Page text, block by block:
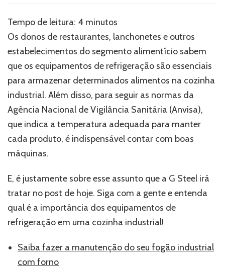
dos
de
refrigeração
em
uma
cozinha
industrial
Tempo de leitura: 4 minutos
Os donos de restaurantes, lanchonetes e outros
estabelecimentos do segmento alimentício sabem
que os equipamentos de refrigeração são essenciais
para armazenar determinados alimentos na cozinha
industrial. Além disso, para seguir as normas da
Agência Nacional de Vigilância Sanitária (Anvisa),
que indica a temperatura adequada para manter
cada produto, é indispensável contar com boas
máquinas.
E, é justamente sobre esse assunto que a G Steel irá
tratar no post de hoje. Siga com a gente e entenda
qual é a importância dos equipamentos de
refrigeração em uma cozinha industrial!
Saiba fazer a manutenção do seu fogão industrial
com forno